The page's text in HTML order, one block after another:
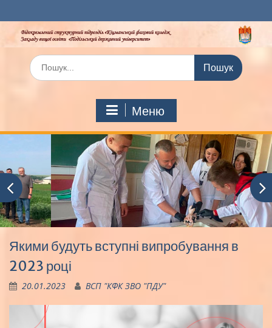
до
вмісту
Шукати:
Меню
Якими будуть вступні випробування в
2023 році
20.01.2023 ВСП "КФК ЗВО "ПДУ"